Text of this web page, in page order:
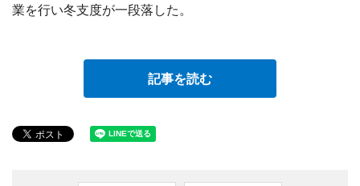
業を行い冬支度が一段落した。
記事を読む